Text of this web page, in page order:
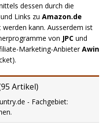
dessen durch die
Links zu Amazon.de
kann. Ausserdem ist
von JPC und
Marketing-AnbieterAwin
95 Artikel)
- Fachgebiet: